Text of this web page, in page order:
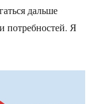
дальше
потребностей. Я